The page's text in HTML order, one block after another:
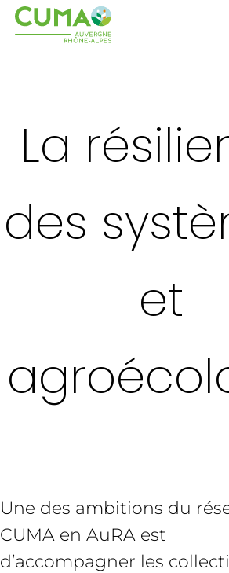
La
des
et
Une des ambitions du
CUMA en AuRA est
d’accompagner les